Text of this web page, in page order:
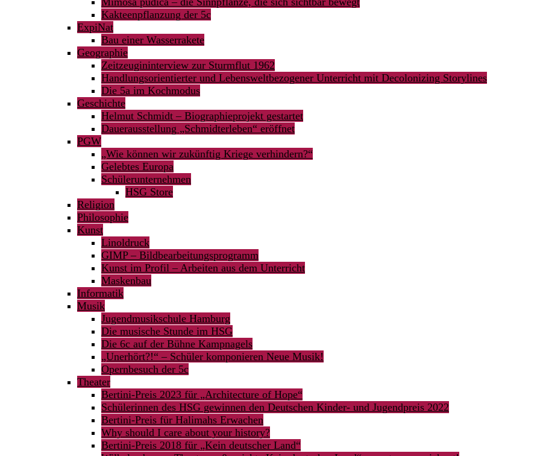
Kakteenpflanzung der 5c
ExpiNat
Bau einer Wasserrakete
Geographie
Zeitzeugininterview zur Sturmflut 1962
Handlungsorientierter und Lebensweltbezogener Unterricht mit Decolonizing Storylines
Die 5a im Kochmodus
Geschichte
Helmut Schmidt – Biographieprojekt gestartet
Dauerausstellung „Schmidterleben“ eröffnet
PGW
„Wie können wir zukünftig Kriege verhindern?“
Gelebtes Europa
Schülerunternehmen
HSG Store
Religion
Philosophie
Kunst
Linoldruck
GIMP – Bildbearbeitungsprogramm
Kunst im Profil – Arbeiten aus dem Unterricht
Maskenbau
Informatik
Musik
Jugendmusikschule Hamburg
Die musische Stunde im HSG
Die 6c auf der Bühne Kampnagels
„Unerhört?!“ – Schüler komponieren Neue Musik!
Opernbesuch der 5c
Theater
Bertini-Preis 2023 für „Architecture of Hope“
Schülerinnen des HSG gewinnen den Deutschen Kinder- und Jugendpreis 2022
Bertini-Preis für Halimahs Erwachen
Why should I care about your history?
Bertini-Preis 2018 für „Kein deutscher Land“